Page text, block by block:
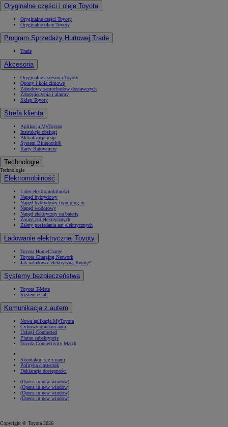
Oryginalne części i oleje Toyota
Oryginalne części Toyoty
Oryginalne oleje Toyoty
Program Sprzedaży Hurtowej Trade
Trade
Akcesoria
Oryginalne akcesoria Toyoty
Opony i koła zimowe
Zabudowy samochodów dostawczych
Zabezpieczenia i alarmy
Sklep Toyoty
Strefa klienta
Aplikacja MyToyota
Instrukcje obsługi
Aktualizacja map
System Bluetooth®
Karty Ratownicze
Technologie
Technologie
Elektromobilność
Lider elektromobilności
Napęd hybrydowy
Napęd hybrydowy typu plug-in
Napęd wodorowy
Napęd elektryczny na baterię
Zasięg aut elektrycznych
Zalety posiadania aut elektrycznych
Ładowanie elektrycznej Toyoty
Toyota HomeCharge
Toyota Charging Network
Jak naładować elektryczną Toyotę?
Systemy bezpieczeństwa
Toyota T-Mate
System eCall
Komunikacja z autem
Nowa aplikacja MyToyota
Cyfrowy opiekun auta
Usługi Connected
Płatne subskrypcje
Toyota Connectivity Match
Skontaktuj się z nami
Polityka ciasteczek
Deklaracja dostępności
(Opens in new window)
(Opens in new window)
(Opens in new window)
(Opens in new window)
Copyright © Toyota 2026